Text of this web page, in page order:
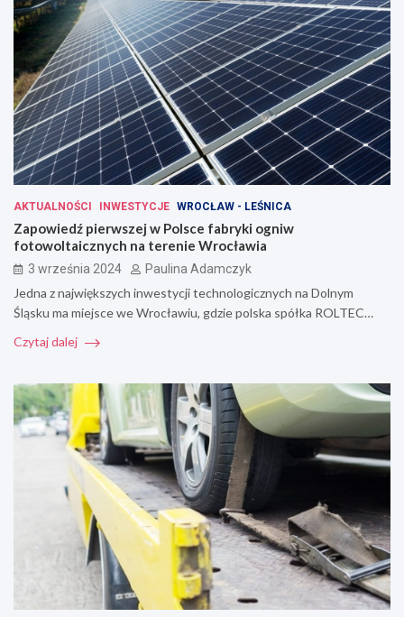
AKTUALNOŚCI INWESTYCJE WROCŁAW - LEŚNICA
Zapowiedź pierwszej w Polsce fabryki ogniw
fotowoltaicznych na terenie Wrocławia
3 września 2024 Paulina Adamczyk
Jedna z największych inwestycji technologicznych na Dolnym
Śląsku ma miejsce we Wrocławiu, gdzie polska spółka ROLTEC…
Czytaj dalej